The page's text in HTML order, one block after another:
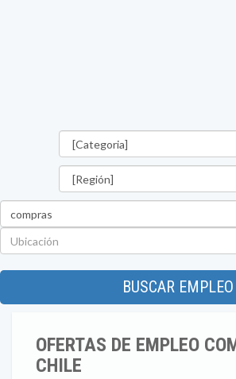
BUSCAR EMPLEO
OFERTAS DE EMPLEO
CHILE